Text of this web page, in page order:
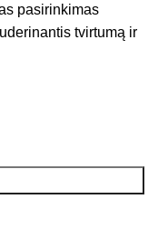
pasirinkimas
tvirtumą ir